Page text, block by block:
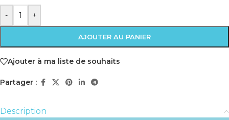
- +
AJOUTER AU PANIER
Ajouter à ma liste de souhaits
Partager :
Description